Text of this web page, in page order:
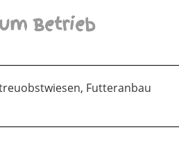
Betrieb
Futteranbau